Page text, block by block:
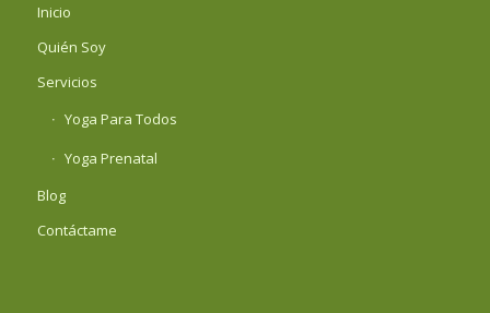
Inicio
Quién Soy
Servicios
Yoga Para Todos
Yoga Prenatal
Blog
Contáctame